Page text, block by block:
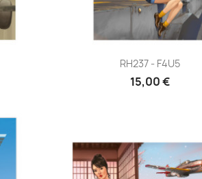
Aperçu rapide
RH237 - F4U5
15,00 €